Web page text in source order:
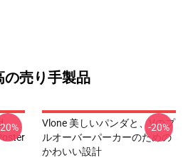
の売り手製品
Vlone 美しいパンダと、Vのプ
ルオーバーパーカーのための
かわいい設計
-20%